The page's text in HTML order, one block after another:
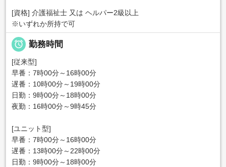
[資格] 介護福祉士 又は ヘルパー2級以上
※いずれか所持で可
 勤務時間
[従来型]
早番：7時00分～16時00分
遅番：10時00分～19時00分
日勤：9時00分～18時00分
夜勤：16時00分～9時45分
[ユニット型]
早番：7時00分～16時00分
遅番：13時00分～22時00分
日勤：9時00分～18時00分